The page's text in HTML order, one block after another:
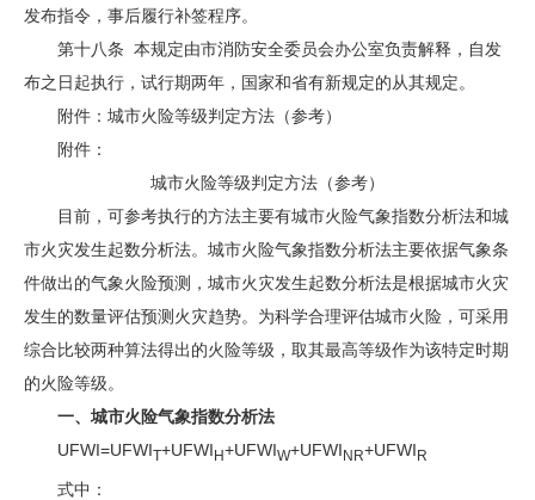
发布指令，事后履行补签程序。
第十八条 本规定由市消防安全委员会办公室负责解释，自发
布之日起执行，试行期两年，国家和省有新规定的从其规定。
附件：城市火险等级判定方法（参考）
附件：
城市火险等级判定方法（参考）
目前，可参考执行的方法主要有城市火险气象指数分析法和城
市火灾发生起数分析法。城市火险气象指数分析法主要依据气象条
件做出的气象火险预测，城市火灾发生起数分析法是根据城市火灾
发生的数量评估预测火灾趋势。为科学合理评估城市火险，可采用
综合比较两种算法得出的火险等级，取其最高等级作为该特定时期
的火险等级。
一、城市火险气象指数分析法
UFWI=UFWIT+UFWIH+UFWIW+UFWINR+UFWIR
式中：